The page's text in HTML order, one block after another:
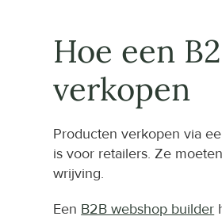
Hoe een
verkopen
Producten verkopen via
is voor retailers. Ze
wrijving.
Een B2B webshop builder